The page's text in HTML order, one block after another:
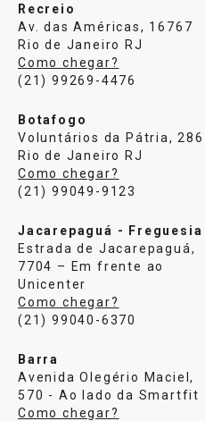
Recreio
Av. das Américas, 16767
Rio de Janeiro RJ
Como chegar?
(21) 99269-4476
Botafogo
Voluntários da Pátria, 286
Rio de Janeiro RJ
Como chegar?
(21) 99049-9123
Jacarepaguá - Freguesia
Estrada de Jacarepaguá,
7704 – Em frente ao
Unicenter
Como chegar?
(21) 99040-6370
Barra
Avenida Olegério Maciel,
570 - Ao lado da Smartfit
Como chegar?